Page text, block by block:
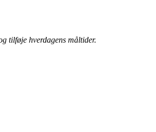
tilføje hverdagens måltider.